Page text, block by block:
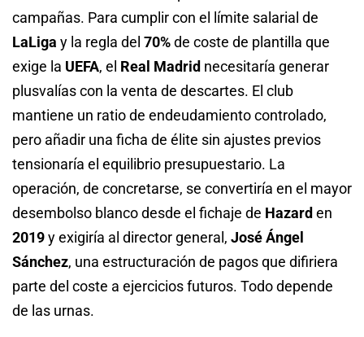
campañas. Para cumplir con el límite salarial de
LaLiga y la regla del 70%de coste de plantilla que
exige la UEFA, el Real Madrid necesitaría generar
plusvalías con la venta de descartes. El club
mantiene un ratio de endeudamiento controlado,
pero añadir una ficha de élite sin ajustes previos
tensionaría el equilibrio presupuestario. La
operación, de concretarse, se convertiría en el mayor
desembolso blanco desde el fichaje de Hazard en
2019y exigiría al director general, José Ángel
Sánchez, una estructuración de pagos que difiriera
parte del coste a ejercicios futuros. Todo depende
de las urnas.